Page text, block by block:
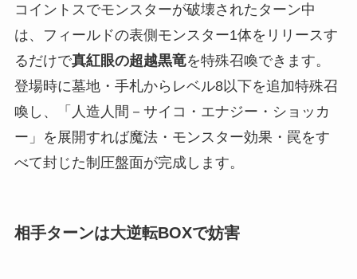
コイントスでモンスターが破壊されたターン中
は、フィールドの表側モンスター1体をリリースす
るだけで真紅眼の超越黒竜を特殊召喚できます。
登場時に墓地・手札からレベル8以下を追加特殊召
喚し、「人造人間－サイコ・エナジー・ショッカ
ー」を展開すれば魔法・モンスター効果・罠をす
べて封じた制圧盤面が完成します。
相手ターンは大逆転BOXで妨害